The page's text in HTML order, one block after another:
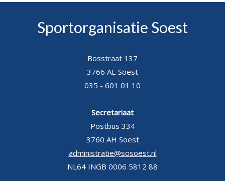
Sportorganisatie Soest
Bosstraat 137
3766 AE Soest
035 - 601 01 10
Secretariaat
Postbus 334
3760 AH Soest
administratie@sosoest.nl
NL64 INGB 0006 5812 88